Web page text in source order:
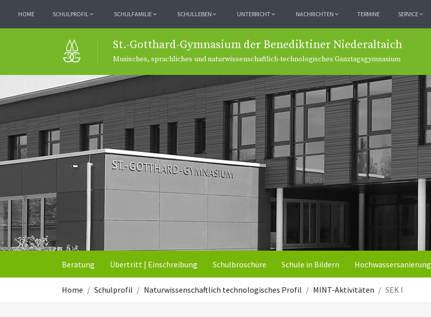
HOME SCHULPROFIL SCHULFAMILIE SCHULLEBEN UNTERRICHT NACHRICHTEN TERMINE SERVICE
St.-Gotthard-Gymnasium der Benediktiner Niederaltaich
Musisches, sprachliches und naturwissenschaftlich-technologisches Ganztagsgymnasium
Beratung Übertritt | Einschreibung Schulbroschüre Schule in Bildern Hochwassersanierung
Home Schulprofil Naturwissenschaftlich technologisches Profil MINT-Aktivitäten SEK I